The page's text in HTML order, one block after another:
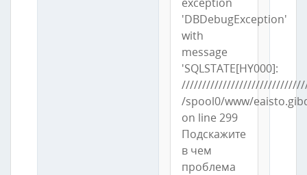
'DBDebugException'
with
message
'SQLSTATE[HY000]:
/spool0/www/
on line 299
Подскажите
в чем
проблема